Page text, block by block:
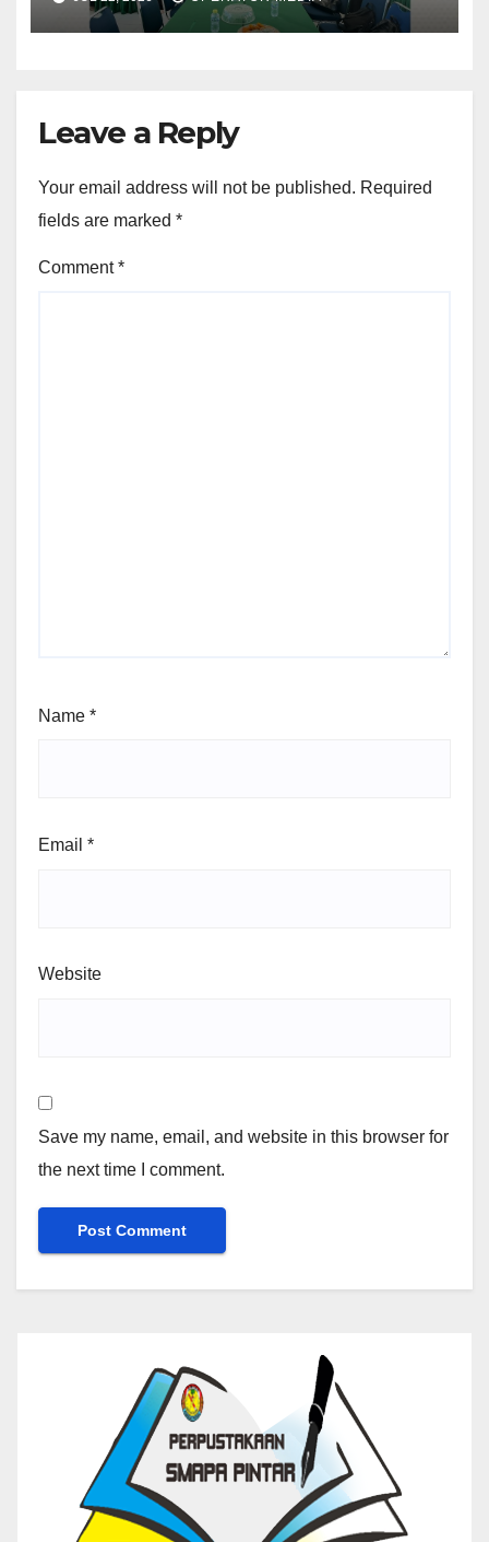
Lubuk Besar
Leave a Reply
Your email address will not be published. Required
fields are marked *
Comment*
Name *
Email *
Website
Save my name, email, and website in this browser for
the next time I comment.